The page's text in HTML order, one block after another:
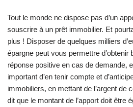
Tout le monde ne dispose pas d’un
souscrire à un prêt immobilier. Et
plus ! Disposer de quelques milliers
épargne peut vous permettre d’obtenir
réponse positive en cas de demande,
important d’en tenir compte et
immobiliers, en mettant de l’argent de
dit que le montant de l’apport doit être